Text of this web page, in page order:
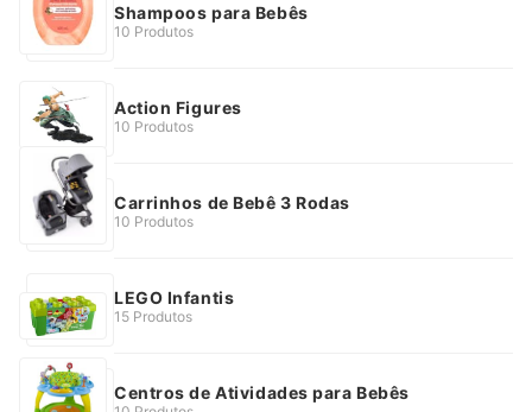
Shampoos para Bebês
10 Produtos
Action Figures
10 Produtos
Carrinhos de Bebê 3 Rodas
10 Produtos
LEGO Infantis
15 Produtos
Centros de Atividades para Bebês